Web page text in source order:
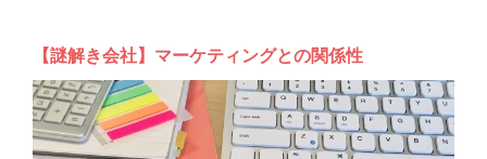
【謎解き会社】マーケティングとの関係性